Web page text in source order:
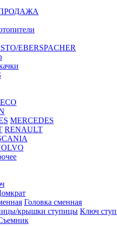
EBERSPACHER
MERCEDES
RENAULT
Головка сменная
Ключ